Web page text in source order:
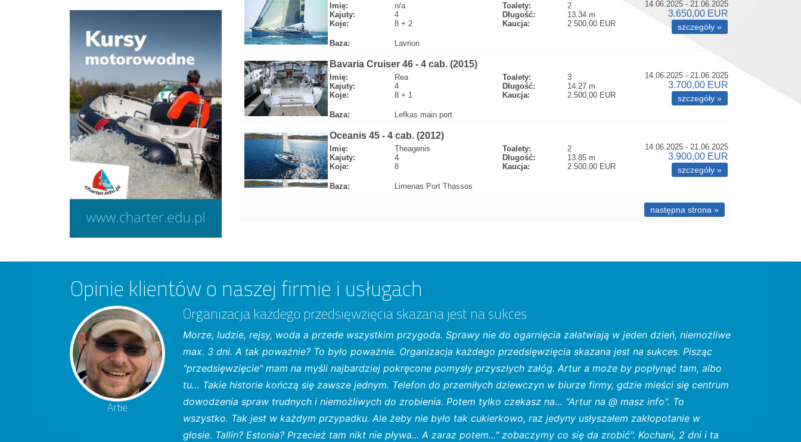
Opinie klientów o naszej firmie i usługach
Artie
Organizacja każdego przedsięwzięcia skazana jest na sukces
Morze, ludzie, rejsy, woda a przede wszystkim przygoda. Sprawy nie do ogarnięcia załatwiają w jeden dzień, niemożliwe
max. 3 dni. A tak poważnie? To było poważnie. Organizacja każdego przedsięwzięcia skazana jest na sukces. Pisząc
"przedsięwzięcie" mam na myśli najbardziej pokręcone pomysły przyszłych załóg. Artur a może by popłynąć tam, albo
tu… Takie historie kończą się zawsze jednym. Telefon do przemiłych dziewczyn w biurze firmy, gdzie mieści się centrum
dowodzenia spraw trudnych i niemożliwych do zrobienia. Potem tylko czekasz na… "Artur na @ masz info". To
wszystko. Tak jest w każdym przypadku. Ale żeby nie było tak cukierkowo, raz jedyny usłyszałem zakłopotanie w
głosie. Tallin? Estonia? Przecież tam nikt nie pływa... A zaraz potem..." zobaczymy co się da zrobić". Kochani, 2 dni i ta